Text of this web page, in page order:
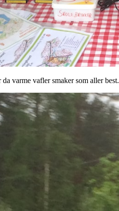
varme vafler smaker som aller best.